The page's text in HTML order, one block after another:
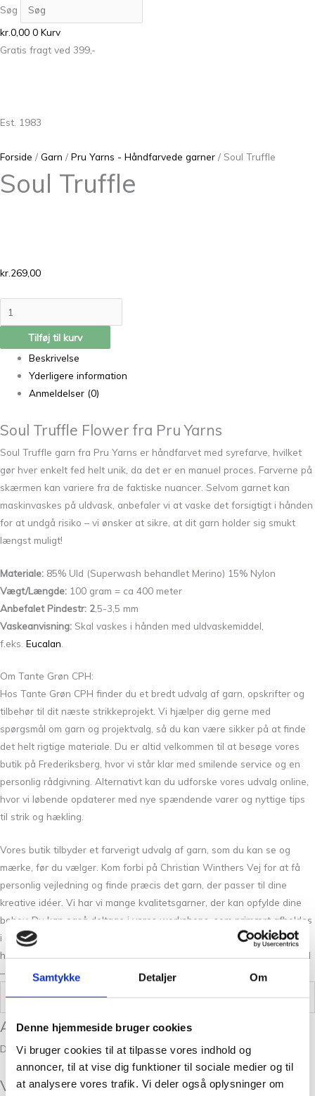
Samtykke Detaljer Om
Denne hjemmeside bruger cookies
Vi bruger cookies til at tilpasse vores indhold og
annoncer, til at vise dig funktioner til sociale medier og til
at analysere vores trafik. Vi deler også oplysninger om
Søg
kr.0,00 0 Kurv
Gratis fragt ved 399,-
Est. 1983
Forside / Garn / Pru Yarns - Håndfarvede garner / Soul Truffle
Soul Truffle
kr. 269,00
Tilføj til kurv
Beskrivelse
Yderligere information
Anmeldelser (0)
Soul Truffle Flower fra Pru Yarns
Soul Truffle garn fra Pru Yarns er håndfarvet med syrefarve, hvilket
gør hver enkelt fed helt unik, da det er en manuel proces. Farverne på
skærmen kan variere fra de faktiske nuancer. Selvom garnet kan
maskinvaskes på uldvask, anbefaler vi at vaske det forsigtigt i hånden
for at undgå risiko – vi ønsker at sikre, at dit garn holder sig smukt
længst muligt!
Materiale: 85% Uld (Superwash behandlet Merino) 15% Nylon
Vægt/Længde: 100 gram = ca 400 meter
Anbefalet Pindestr: 2,5-3,5 mm
Vaskeanvisning: Skal vaskes i hånden med uldvaskemiddel,
f.eks. Eucalan
Om Tante Grøn CPH:
Hos Tante Grøn CPH finder du et bredt udvalg af garn, opskrifter og
tilbehør til dit næste strikkeprojekt. Vi hjælper dig gerne med
spørgsmål om garn og projektvalg, så du kan være sikker på at finde
det helt rigtige materiale. Du er altid velkommen til at besøge vores
butik på Frederiksberg, hvor vi står klar med smilende service og en
personlig rådgivning. Alternativt kan du udforske vores udvalg online,
hvor vi løbende opdaterer med nye spændende varer og nyttige tips
til strik og hækling.
Vores butik tilbyder et farverigt udvalg af garn, som du kan se og
mærke, før du vælger. Kom forbi på Christian Winthers Vej for at få
personlig vejledning og finde præcis det garn, der passer til dine
kreative idéer. Vi har vi mange kvalitetsgarner, der kan opfylde dine
behov. Du kan også deltage i vores workshops, som primært afholdes
i efterårs- og vintersæsonen, for at fordybe dig endnu mere i
håndarbejdets verden. Kontakt os via hjemmeside, telefon eller e-mail
– vi er her for at hjælpe dig godt i gang med dit næste projekt.
Vægt ,100 kg
Anmeldelser
Der er endnu ikke nogle anmeldelser.
Vær den første til at anmelde “Soul Truffle”